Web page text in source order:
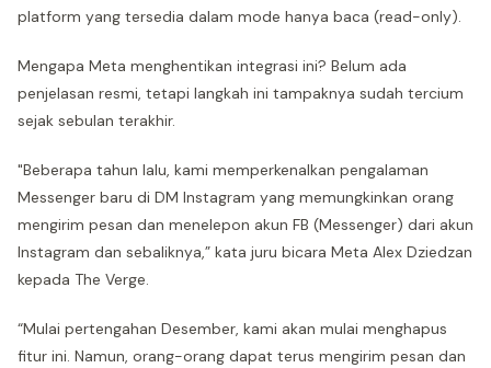
platform yang tersedia dalam mode hanya baca (read-only).
Mengapa Meta menghentikan integrasi ini? Belum ada
penjelasan resmi, tetapi langkah ini tampaknya sudah tercium
sejak sebulan terakhir.
"Beberapa tahun lalu, kami memperkenalkan pengalaman
Messenger baru di DM Instagram yang memungkinkan orang
mengirim pesan dan menelepon akun FB (Messenger) dari akun
Instagram dan sebaliknya,” kata juru bicara Meta Alex Dziedzan
kepada The Verge.
“Mulai pertengahan Desember, kami akan mulai menghapus
fitur ini. Namun, orang-orang dapat terus mengirim pesan dan